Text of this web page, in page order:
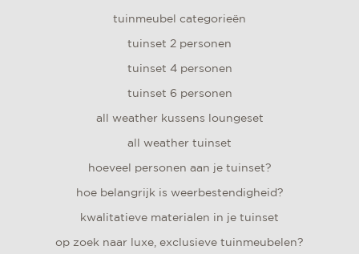
tuinmeubel categorieën
tuinset 2 personen
tuinset 4 personen
tuinset 6 personen
all weather kussens loungeset
all weather tuinset
hoeveel personen aan je tuinset?
hoe belangrijk is weerbestendigheid?
kwalitatieve materialen in je tuinset
op zoek naar luxe, exclusieve tuinmeubelen?